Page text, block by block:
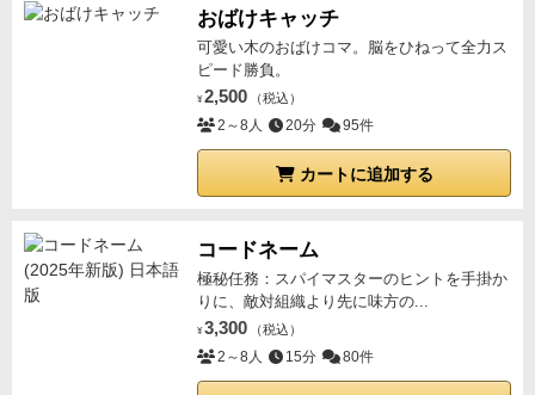
おばけキャッチ
可愛い木のおばけコマ。脳をひねって全力ス
ピード勝負。
¥ 2,500 （税込）
2～8人 20分 95件
カートに追加する
コードネーム
極秘任務：スパイマスターのヒントを手掛か
りに、敵対組織より先に味方の...
¥ 3,300 （税込）
2～8人 15分 80件